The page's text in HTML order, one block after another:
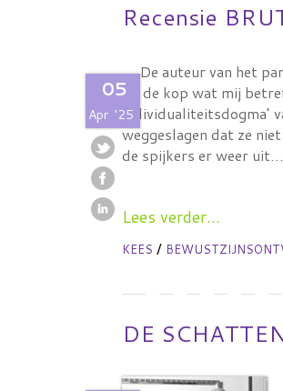
Recensie
05
Apr '25
De auteur van het
op de kop wat mij
individualiteitsdogma’
weggeslagen dat ze
de spijkers er weer uit…
Lees verder...
KEES/
DE